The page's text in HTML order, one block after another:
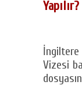
Yapılır?
Vizesi